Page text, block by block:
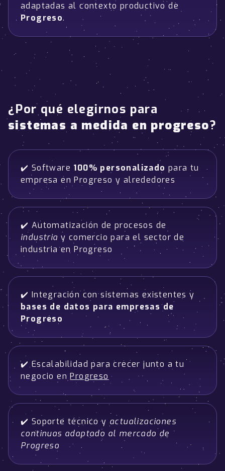
adaptadas al contexto productivo de
Progreso.
¿Por qué elegirnos para
sistemas a medida en progreso?
✔️ Software 100% personalizado para tu
empresa en Progreso y alrededores
✔️ Automatización de procesos de
industria y comercio para el sector de
industria en Progreso
✔️ Integración con sistemas existentes y
bases de datos para empresas de
Progreso
✔️ Escalabilidad para crecer junto a tu
negocio enProgreso
✔️ Soporte técnico y actualizaciones
continuas adaptado al mercado de
Progreso